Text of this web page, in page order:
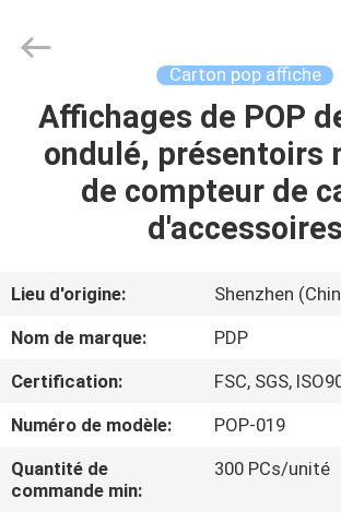
MAISON
PRODUITS
SHOW
SUJET
DE
NOUS
Company
Reserved.
Carton pop affiche
Affichages de POP
ondulé, présentoirs
de compteur de
d'accessoires
Lieu d'origine:
Shenzhen
Nom de marque:
PDP
Certification:
FSC, SGS,
Numéro de modèle:
POP-019
Quantité de
commande min:
300 PCs/unité